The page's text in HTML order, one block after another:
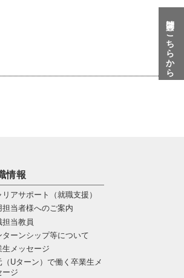
情報
リアサポート（就職支援）
担当者様へのご案内
担当教員
ターンシップ等について
生メッセージ
（Uターン）で働く卒業生メ
ージ
質問はこちらから